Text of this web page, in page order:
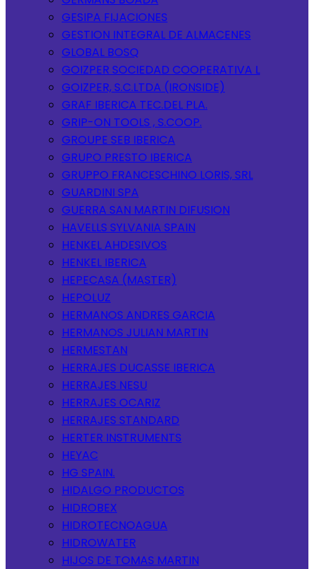
GESIPA FIJACIONES
GESTION INTEGRAL DE ALMACENES
GLOBAL BOSQ
GOIZPER SOCIEDAD COOPERATIVA L
GOIZPER, S.C.LTDA (IRONSIDE)
GRAF IBERICA TEC.DEL PLA.
GRIP-ON TOOLS , S.COOP.
GROUPE SEB IBERICA
GRUPO PRESTO IBERICA
GRUPPO FRANCESCHINO LORIS, SRL
GUARDINI SPA
GUERRA SAN MARTIN DIFUSION
HAVELLS SYLVANIA SPAIN
HENKEL AHDESIVOS
HENKEL IBERICA
HEPECASA (MASTER)
HEPOLUZ
HERMANOS ANDRES GARCIA
HERMANOS JULIAN MARTIN
HERMESTAN
HERRAJES DUCASSE IBERICA
HERRAJES NESU
HERRAJES OCARIZ
HERRAJES STANDARD
HERTER INSTRUMENTS
HEYAC
HG SPAIN.
HIDALGO PRODUCTOS
HIDROBEX
HIDROTECNOAGUA
HIDROWATER
HIJOS DE TOMAS MARTIN